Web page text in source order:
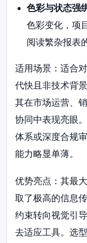
色彩与状态强
色彩变化，项
阅读繁杂报表
适用场景：适合
代快且非技术背
其在市场运营、
协同中表现亮眼
体系或深度合规
能力略显单薄。
优势亮点：其最
取了极高的信息
约束转向视觉引
去适应工具。选